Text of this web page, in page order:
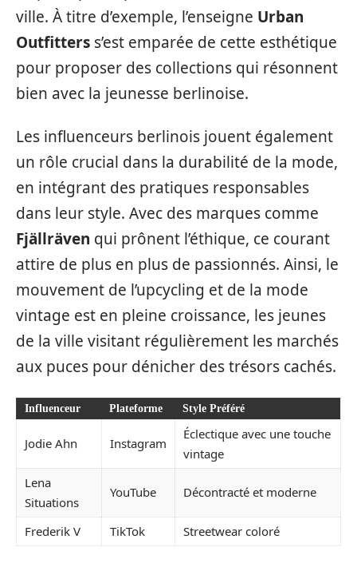
ville. À titre d’exemple, l’enseigne Urban
Outfitters s’est emparée de cette esthétique
pour proposer des collections qui résonnent
bien avec la jeunesse berlinoise.
Les influenceurs berlinois jouent également
un rôle crucial dans la durabilité de la mode,
en intégrant des pratiques responsables
dans leur style. Avec des marques comme
Fjällräven qui prônent l’éthique, ce courant
attire de plus en plus de passionnés. Ainsi, le
mouvement de l’upcycling et de la mode
vintage est en pleine croissance, les jeunes
de la ville visitant régulièrement les marchés
aux puces pour dénicher des trésors cachés.
Influenceur Plateforme Style Préféré
Jodie Ahn Instagram
Éclectique avec une touche
vintage
Lena
Situations
YouTube Décontracté et moderne
Frederik V TikTok Streetwear coloré